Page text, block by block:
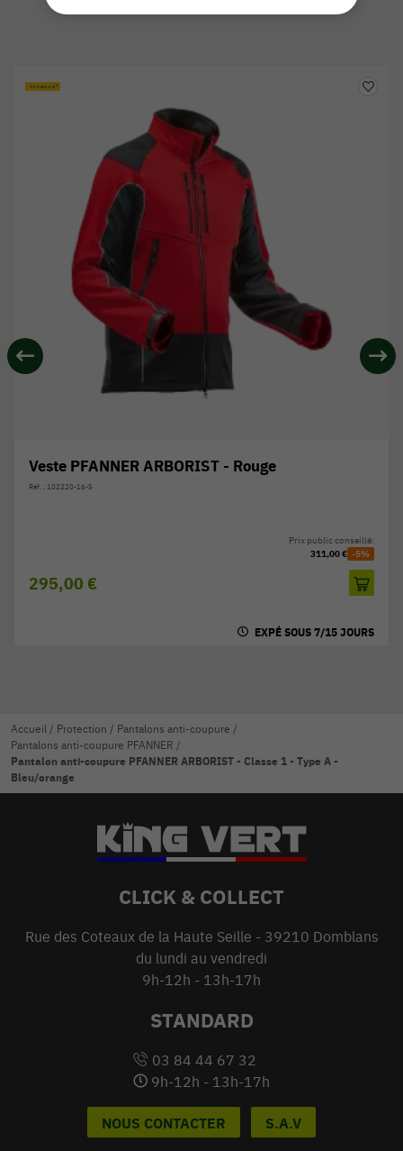
Veste PFANNER ARBORIST - Rouge
Réf. : 102220-16-S
295,00 €
Prix public conseillé:
311,00 € -5%
EXPÉ SOUS 7/15 JOURS
Accueil / Protection / Pantalons anti-coupure /
Pantalons anti-coupure PFANNER /
Pantalon anti-coupure PFANNER ARBORIST - Classe 1 - Type A -
Bleu/orange
CLICK & COLLECT
Rue des Coteaux de la Haute Seille - 39210 Domblans
du lundi au vendredi
9h-12h - 13h-17h
STANDARD
03 84 44 67 32
9h-12h - 13h-17h
NOUS CONTACTER S.A.V